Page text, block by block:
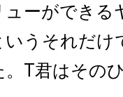
ューができる
いうそれだけ
。T君はその